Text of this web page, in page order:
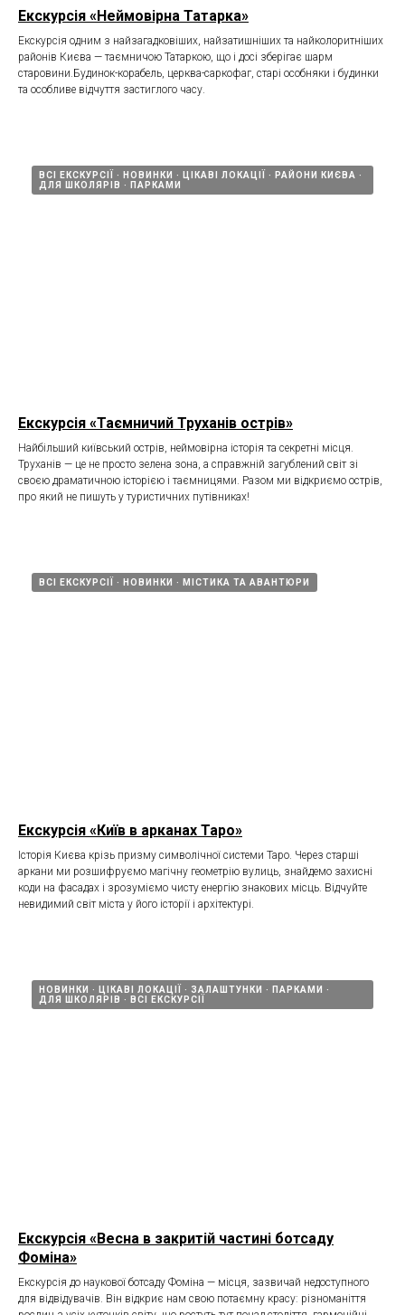
Екскурсія «Неймовірна Татарка»
Екскурсія одним з найзагадковіших, найзатишніших та найколоритніших
районів Києва — таємничою Татаркою, що і досі зберігає шарм
старовини.Будинок-корабель, церква-саркофаг, старі особняки і будинки
та особливе відчуття застиглого часу.
ВСІ ЕКСКУРСІЇ НОВИНКИ ЦІКАВІ ЛОКАЦІЇ
РАЙОНИ КИЄВА
ДЛЯ ШКОЛЯРІВ
ПАРКАМИ
Екскурсія «Таємничий Труханів острів»
Найбільший київський острів, неймовірна історія та секретні місця.
Труханів — це не просто зелена зона, а справжній загублений світ зі
своєю драматичною історією і таємницями. Разом ми відкриємо острів,
про який не пишуть у туристичних путівниках!
ВСІ ЕКСКУРСІЇ НОВИНКИ МІСТИКА ТА АВАНТЮРИ
Екскурсія «Київ в арканах Таро»
Історія Києва крізь призму символічної системи Таро. Через старші
аркани ми розшифруємо магічну геометрію вулиць, знайдемо захисні
коди на фасадах і зрозуміємо чисту енергію знакових місць. Відчуйте
невидимий світ міста у його історії і архітектурі.
НОВИНКИ ЦІКАВІ ЛОКАЦІЇ ЗАЛАШТУНКИ
ПАРКАМИ
ДЛЯ ШКОЛЯРІВ
ВСІ ЕКСКУРСІЇ
Екскурсія «Весна в закритій частині ботсаду
Фоміна»
Екскурсія до наукової ботсаду Фоміна — місця, зазвичай недоступного
для відвідувачів. Він відкриє нам свою потаємну красу: різноманіття